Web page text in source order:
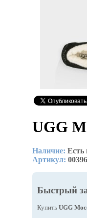
UGG
Наличие: Есть
Артикул: 00396
Быстрый
Купить UGG